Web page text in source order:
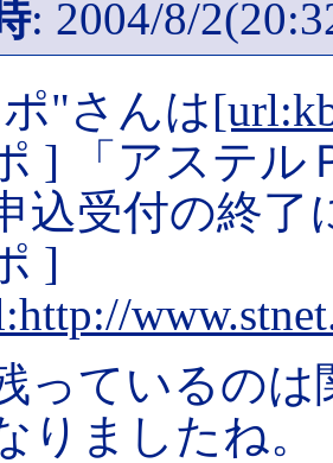
: 2004/8/
"さんは
] 「アステル
込受付の終了
]
っているのは
りましたね。